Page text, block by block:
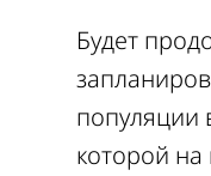
Будет
популяции
которой